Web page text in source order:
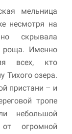
мельница
несмотря на
скрывала
роща. Именно
всех, кто
Тихого озера.
пристани – и
тропе
небольшой
огромной